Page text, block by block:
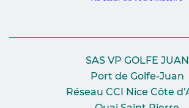
SAS VP GOLFE JUAN
Port de Golfe-Juan
Réseau CCI Nice Côte